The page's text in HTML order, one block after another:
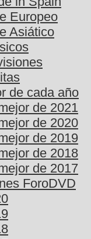
Europeo
Asiático
de cada año
de 2021
de 2020
de 2019
de 2018
de 2017
ForoDVD